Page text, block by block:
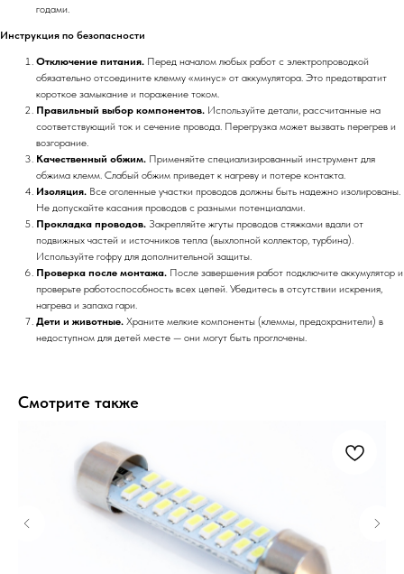
годами.
Инструкция по безопасности
Отключение питания. Перед началом любых работ с электропроводкой
обязательно отсоедините клемму «минус» от аккумулятора. Это предотвратит
короткое замыкание и поражение током.
Правильный выбор компонентов. Используйте детали, рассчитанные на
соответствующий ток и сечение провода. Перегрузка может вызвать перегрев и
возгорание.
Качественный обжим. Применяйте специализированный инструмент для
обжима клемм. Слабый обжим приведет к нагреву и потере контакта.
Изоляция. Все оголенные участки проводов должны быть надежно изолированы.
Не допускайте касания проводов с разными потенциалами.
Прокладка проводов. Закрепляйте жгуты проводов стяжками вдали от
подвижных частей и источников тепла (выхлопной коллектор, турбина).
Используйте гофру для дополнительной защиты.
Проверка после монтажа. После завершения работ подключите аккумулятор и
проверьте работоспособность всех цепей. Убедитесь в отсутствии искрения,
нагрева и запаха гари.
Дети и животные. Храните мелкие компоненты (клеммы, предохранители) в
недоступном для детей месте — они могут быть проглочены.
Смотрите также